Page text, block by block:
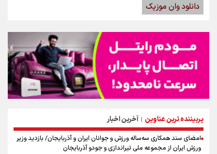
پربیننده ترین عناوین | آخرین اخبار
امضای سند همکاری سه‌ساله ورزش و جوانان ایران و آذربایجان/ بازدید وزیر
ورزش ایران از مجموعه ملی تیراندازی و جودو آذربایجان
دانلود وان موزیک